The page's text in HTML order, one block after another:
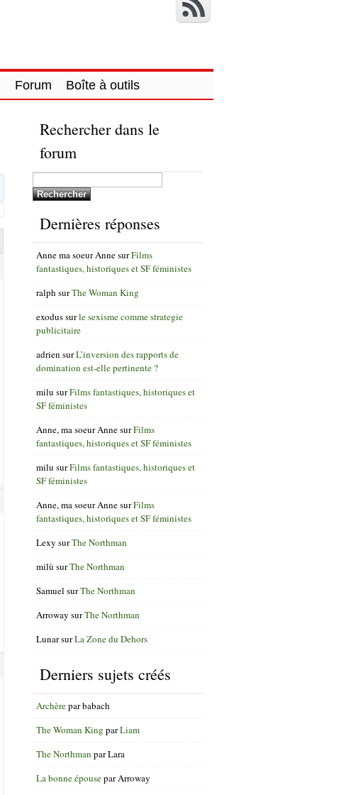
Forum Boîte à outils
Rechercher dans le
forum
Dernières réponses
Anne ma soeur AnnesurFilms
fantastiques, historiques et SF féministes
ralph surThe Woman King
exodussurle sexisme comme strategie
publicitaire
adrien surL’inversion des rapports de
domination est-elle pertinente ?
milu surFilms fantastiques, historiques et
SF féministes
Anne, ma soeur AnnesurFilms
fantastiques, historiques et SF féministes
milu surFilms fantastiques, historiques et
SF féministes
Anne, ma soeur AnnesurFilms
fantastiques, historiques et SF féministes
Lexy surThe Northman
milù surThe Northman
Samuel surThe Northman
Arroway surThe Northman
LunarsurLa Zone du Dehors
Derniers sujets créés
Archèreparbabach
The Woman King parLiam
The Northman parLara
La bonne épouseparArroway